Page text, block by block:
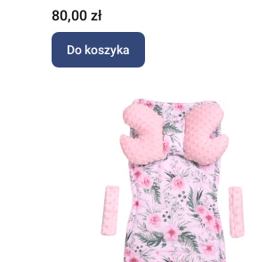
różowym Minky
Cena
80,00 zł
Do koszyka